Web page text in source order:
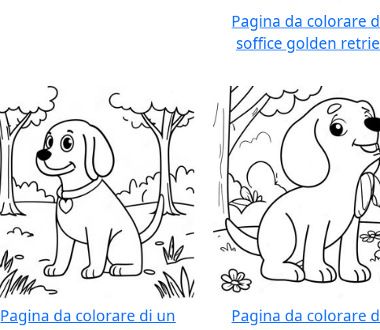
Pagina da colorare
soffice golden
Pagina da colorare di un
Pagina da colorare